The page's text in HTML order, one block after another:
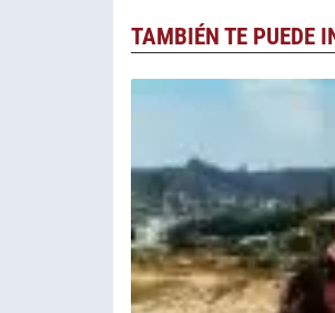
TAMBIÉN TE PUEDE